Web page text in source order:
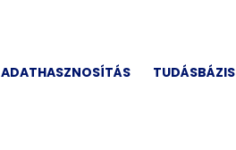
ADATHASZNOSÍTÁS TUDÁSBÁZIS